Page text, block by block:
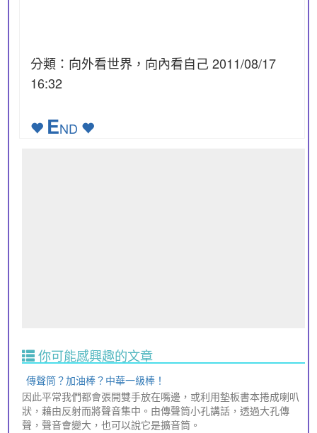
分類：向外看世界，向內看自己 2011/08/17
16:32
END
你可能感興趣的文章
傳聲筒？加油棒？中華一級棒！
因此平常我們都會張開雙手放在嘴邊，或利用墊板書本捲成喇叭
狀，藉由反射而將聲音集中。由傳聲筒小孔講話，透過大孔傳
聲，聲音會變大，也可以說它是擴音筒。